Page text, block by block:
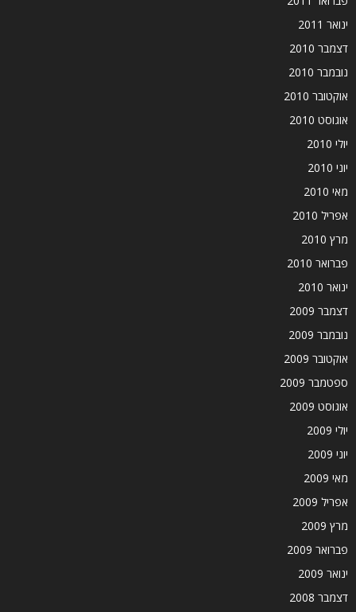
ינואר 2011
דצמבר 2010
נובמבר 2010
אוקטובר 2010
אוגוסט 2010
יולי 2010
יוני 2010
מאי 2010
אפריל 2010
מרץ 2010
פברואר 2010
ינואר 2010
דצמבר 2009
נובמבר 2009
אוקטובר 2009
ספטמבר 2009
אוגוסט 2009
יולי 2009
יוני 2009
מאי 2009
אפריל 2009
מרץ 2009
פברואר 2009
ינואר 2009
דצמבר 2008